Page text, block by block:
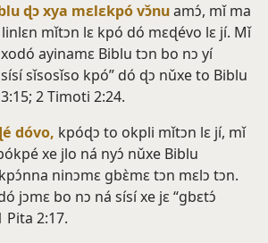
ɖɔ xya mɛlɛkpó vɔ̌nuamɔ́, mǐ ma
mǐtɔn lɛ kpó dó mɛɖévo lɛ jí. Mǐ
ayinamɛ Biblu tɔn bo nɔ yí
sǐsosǐso kpó” dó ɖɔ nǔxe to Biblu
2 Timoti 2:24.
dóvo, kpóɖɔ to okpli mǐtɔn lɛ jí, mǐ
xe jlo ná nyɔ́ nǔxe Biblu
ninɔmɛ gbɛ̀mɛ tɔn mɛlɔ tɔn.
jɔmɛ bo nɔ ná sísí xe jɛ “gbɛtɔ́
Pita 2:17.